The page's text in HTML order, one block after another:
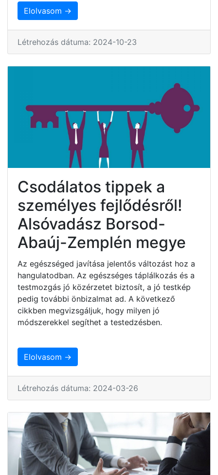
Elolvasom →
Létrehozás dátuma: 2024-10-23
Csodálatos tippek a
személyes fejlődésről!
Alsóvadász Borsod-
Abaúj-Zemplén megye
Az egészséged javítása jelentős változást hoz a
hangulatodban. Az egészséges táplálkozás és a
testmozgás jó közérzetet biztosít, a jó testkép
pedig további önbizalmat ad. A következő
cikkben megvizsgáljuk, hogy milyen jó
módszerekkel segíthet a testedzésben.
Elolvasom →
Létrehozás dátuma: 2024-03-26